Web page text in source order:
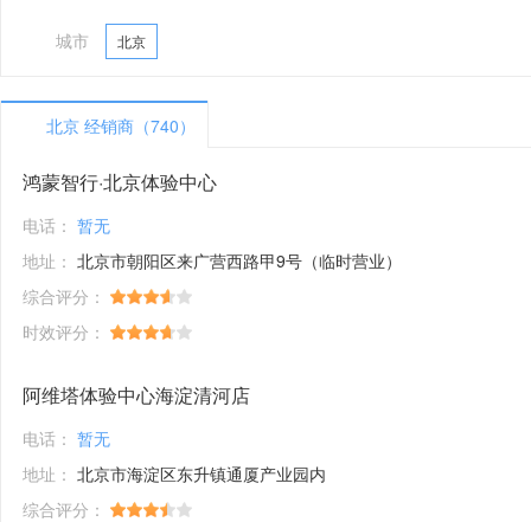
城市 北京
北京 经销商（740）
鸿蒙智行·北京体验中心
电话： 暂无
地址： 北京市朝阳区来广营西路甲9号（临时营业）
综合评分：
时效评分：
阿维塔体验中心海淀清河店
电话： 暂无
地址： 北京市海淀区东升镇通厦产业园内
综合评分：